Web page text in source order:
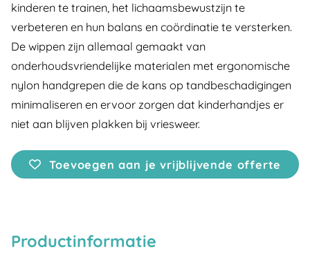
kinderen te trainen, het lichaamsbewustzijn te
verbeteren en hun balans en coördinatie te versterken.
De wippen zijn allemaal gemaakt van
onderhoudsvriendelijke materialen met ergonomische
nylon handgrepen die de kans op tandbeschadigingen
minimaliseren en ervoor zorgen dat kinderhandjes er
niet aan blijven plakken bij vriesweer.
Toevoegen aan je vrijblijvende offerte
Productinformatie